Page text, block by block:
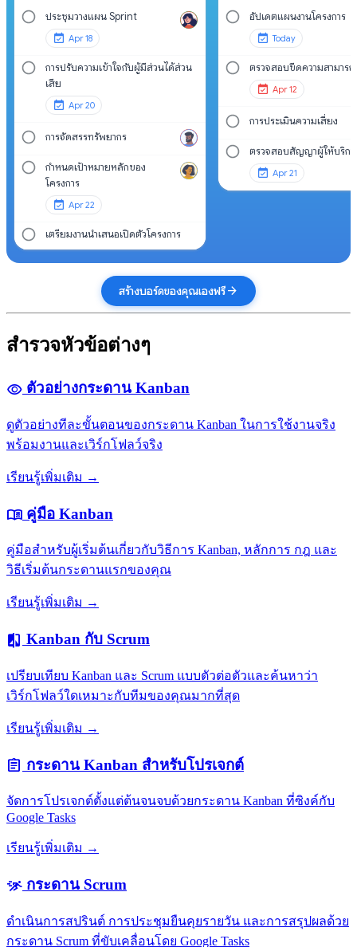
ประชุมวางแผน Sprint
Apr 18
การปรับความเข้าใจกับผู้มีส่วนได้ส่วน
เสีย
Apr 20
การจัดสรรทรัพยากร
กำหนดเป้าหมายหลักของ
โครงการ
Apr 22
เตรียมงานนำเสนอเปิดตัวโครงการ
อัปเดตแผนงานโครงการ
Today
ตรวจสอบขีดความสามาร
Apr 12
การประเมินความเสี่ยง
ตรวจสอบสัญญาผู้ให้บริกา
Apr 21
สร้างบอร์ดของคุณเองฟรีarrow_forward
สำรวจหัวข้อต่างๆ
visibility ตัวอย่างกระดาน Kanban
ดูตัวอย่างทีละขั้นตอนของกระดาน Kanban ในการใช้งานจริง
พร้อมงานและเวิร์กโฟลว์จริง
เรียนรู้เพิ่มเติม →
menu_book คู่มือ Kanban
คู่มือสำหรับผู้เริ่มต้นเกี่ยวกับวิธีการ Kanban, หลักการ กฎ และ
วิธีเริ่มต้นกระดานแรกของคุณ
เรียนรู้เพิ่มเติม →
compare Kanban กับ Scrum
เปรียบเทียบ Kanban และ Scrum แบบตัวต่อตัวและค้นหาว่า
เวิร์กโฟลว์ใดเหมาะกับทีมของคุณมากที่สุด
เรียนรู้เพิ่มเติม →
assignment กระดาน Kanban สำหรับโปรเจกต์
จัดการโปรเจกต์ตั้งแต่ต้นจนจบด้วยกระดาน Kanban ที่ซิงค์กับ
Google Tasks
เรียนรู้เพิ่มเติม →
sprint กระดาน Scrum
ดำเนินการสปรินต์ การประชุมยืนคุยรายวัน และการสรุปผลด้วย
กระดาน Scrum ที่ขับเคลื่อนโดย Google Tasks